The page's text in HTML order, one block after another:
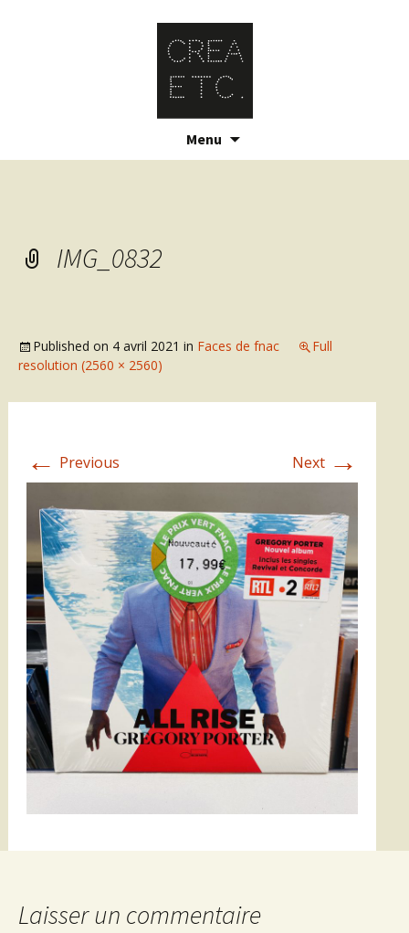
Menu
IMG_0832
Published on 4 avril 2021 in Faces de fnac
Full
resolution (2560 × 2560)
← Previous Next →
Laisser un commentaire